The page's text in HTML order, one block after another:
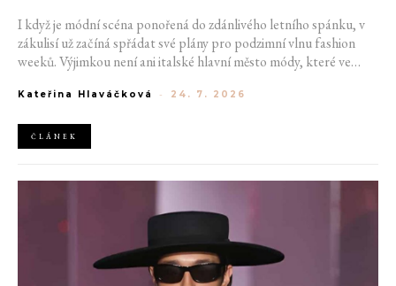
I když je módní scéna ponořená do zdánlivého letního spánku, v
zákulisí už začíná spřádat své plány pro podzimní vlnu fashion
weeků. Výjimkou není ani italské hlavní město módy, které ve
22. do 28. září přivítá tradiční jména, pozornost však zaměří
Moschino.
Kateřina Hlaváčková - 24. 7. 2026
ČLÁNEK